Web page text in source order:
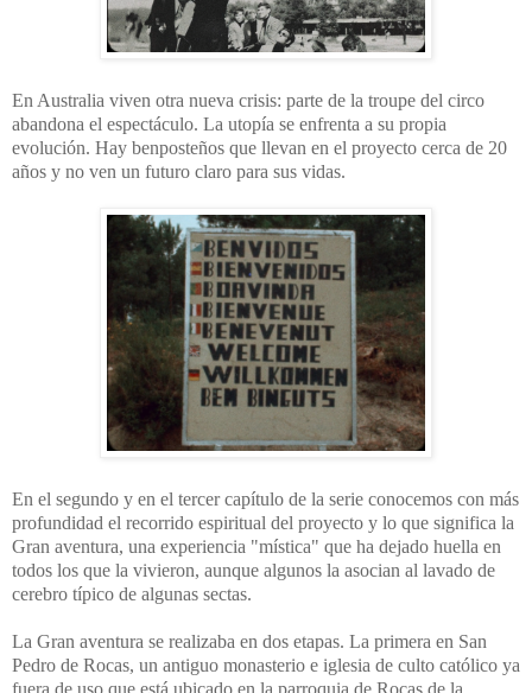
En Australia viven otra nueva crisis: parte de la troupe del circo
abandona el espectáculo. La utopía se enfrenta a su propia
evolución. Hay benposteños que llevan en el proyecto cerca de 20
años y no ven un futuro claro para sus vidas.
En el segundo y en el tercer capítulo de la serie conocemos con más
profundidad el recorrido espiritual del proyecto y lo que significa la
Gran aventura, una experiencia "mística" que ha dejado huella en
todos los que la vivieron, aunque algunos la asocian al lavado de
cerebro típico de algunas sectas.
La Gran aventura se realizaba en dos etapas. La primera en San
Pedro de Rocas, un antiguo monasterio e iglesia de culto católico ya
fuera de uso que está ubicado en la parroquia de Rocas de la